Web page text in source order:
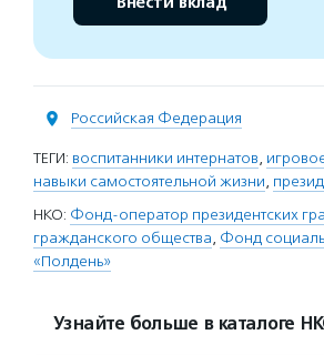
Российская Федерация
ТЕГИ: воспитанники интернатов,
навыки самостоятельной жизни,
НКО: Фонд-оператор президентских
гражданского общества, Фонд
«Полдень»
Узнайте больше в каталоге